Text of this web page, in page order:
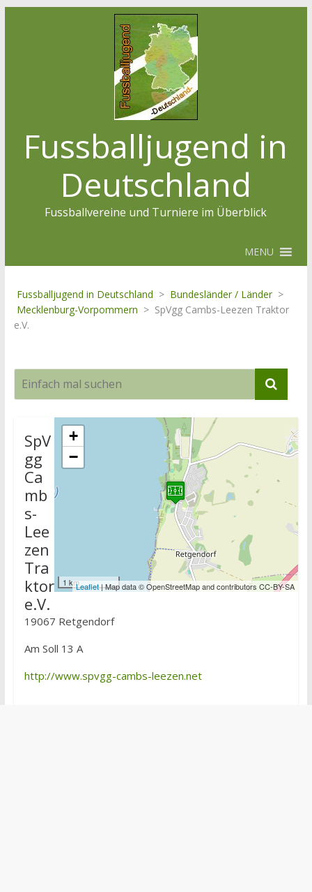
Fussballjugend in
Deutschland
Fussballvereine und Turniere im Überblick
MENU
Fussballjugend in Deutschland > Bundesländer / Länder >
Mecklenburg-Vorpommern > SpVgg Cambs-Leezen Traktor
e.V.
+
−
1 kmLeaflet| Map data © OpenStreetMap and contributors CC-BY-SA
SpV
gg
Ca
mb
s-
Lee
zen
Tra
ktor
e.V.
19067 Retgendorf
Am Soll 13 A
http://www.spvgg-cambs-leezen.net